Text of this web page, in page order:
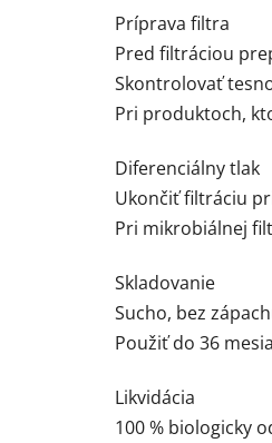
Príprava filtra
Pred filtráciou
Skontrolovať
Pri produktoch,
Diferenciálny tlak
Ukončiť filtráciu
Pri mikrobiálnej
Skladovanie
Sucho, bez
Použiť do 36
Likvidácia
100 % biologicky